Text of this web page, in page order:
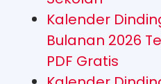
Kalender
Bulanan 2026
PDF Gratis